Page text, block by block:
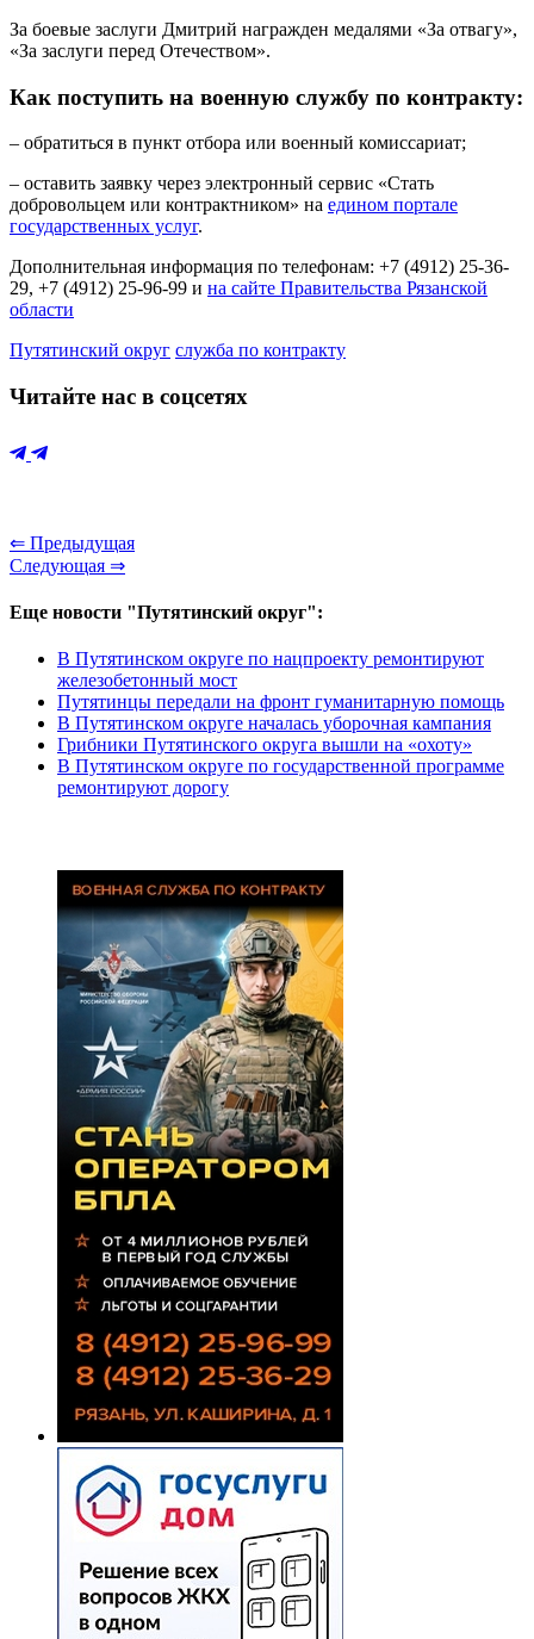
За боевые заслуги Дмитрий награжден медалями «За отвагу»,
«За заслуги перед Отечеством».
Как поступить на военную службу по контракту:
– обратиться в пункт отбора или военный комиссариат;
– оставить заявку через электронный сервис «Стать
добровольцем или контрактником» на едином портале
государственных услуг.
Дополнительная информация по телефонам: +7 (4912) 25-36-
29, +7 (4912) 25-96-99 и на сайте Правительства Рязанской
области
Путятинский округ служба по контракту
Читайте нас в соцсетях
⇐ Предыдущая
Следующая ⇒
Еще новости "Путятинский округ":
В Путятинском округе по нацпроекту ремонтируют
железобетонный мост
Путятинцы передали на фронт гуманитарную помощь
В Путятинском округе началась уборочная кампания
Грибники Путятинского округа вышли на «охоту»
В Путятинском округе по государственной программе
ремонтируют дорогу